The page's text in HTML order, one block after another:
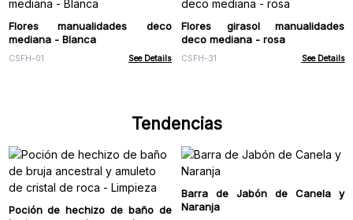
Flores manualidades deco
mediana - Blanca
CSFH-01 See Details
Flores girasol manualidades
deco mediana - rosa
CSFH-31 See Details
Tendencias
Poción de hechizo de baño de
Barra de Jabón de Canela y
Naranja